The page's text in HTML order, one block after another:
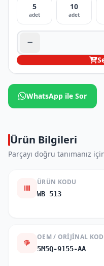
5
adet
10
adet
WhatsApp ile Sor
Ürün Bilgileri
Parçayı doğru tanımanız
ÜRÜN KODU
WB 513
OEM / ORIJINAL KOD
5M5Q-9155-AA